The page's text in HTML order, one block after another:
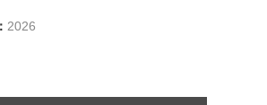
2026